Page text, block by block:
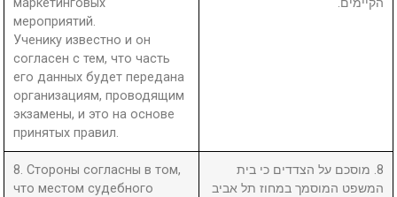
мероприятий.
Ученику известно и он
согласен с тем, что часть
его данных будет передана
организациям, проводящим
экзамены, и это на основе
принятых правил.
8. Стороны согласны в том,
что местом судебного
8. מוסכם על הצדדים כי בית
המשפט המוסמך במחוז תל אביב